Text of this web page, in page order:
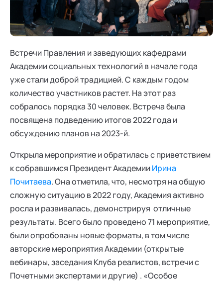
Встречи Правления и заведующих кафедрами
Академии социальных технологий в начале года
уже стали доброй традицией. С каждым годом
количество участников растет. На этот раз
собралось порядка 30 человек. Встреча была
посвящена подведению итогов 2022 года и
обсуждению планов на 2023-й.
Открыла мероприятие и обратилась с приветствием
к собравшимся Президент АкадемииИрина
Почитаева. Она отметила, что, несмотря на общую
сложную ситуацию в 2022 году, Академия активно
росла и развивалась, демонстрируя отличные
результаты. Всего было проведено 71 мероприятие,
были опробованы новые форматы, в том числе
авторские мероприятия Академии (открытые
вебинары, заседания Клуба реалистов, встречи с
Почетными экспертами и другие) . «Особое
Профессионалам
Поддержка
Режим работы и тп